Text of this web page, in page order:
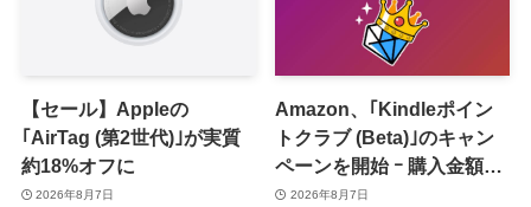
【セール】Appleの
｢AirTag (第2世代)｣が実質
約18%オフに
2026年8月7日
Amazon、｢Kindleポイン
トクラブ (Beta)｣のキャン
ペーンを開始 ｰ 購入金額に
応じて来月のポイント還元
2026年8月7日